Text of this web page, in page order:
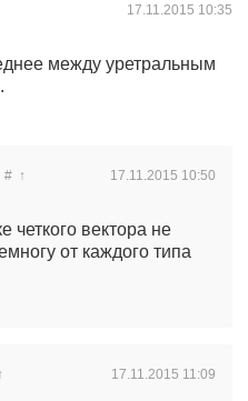
17.11.2015 10:35
между уретральным
17.11.2015 10:50
# ↑
четкого вектора не
от каждого типа
17.11.2015 11:09
↑